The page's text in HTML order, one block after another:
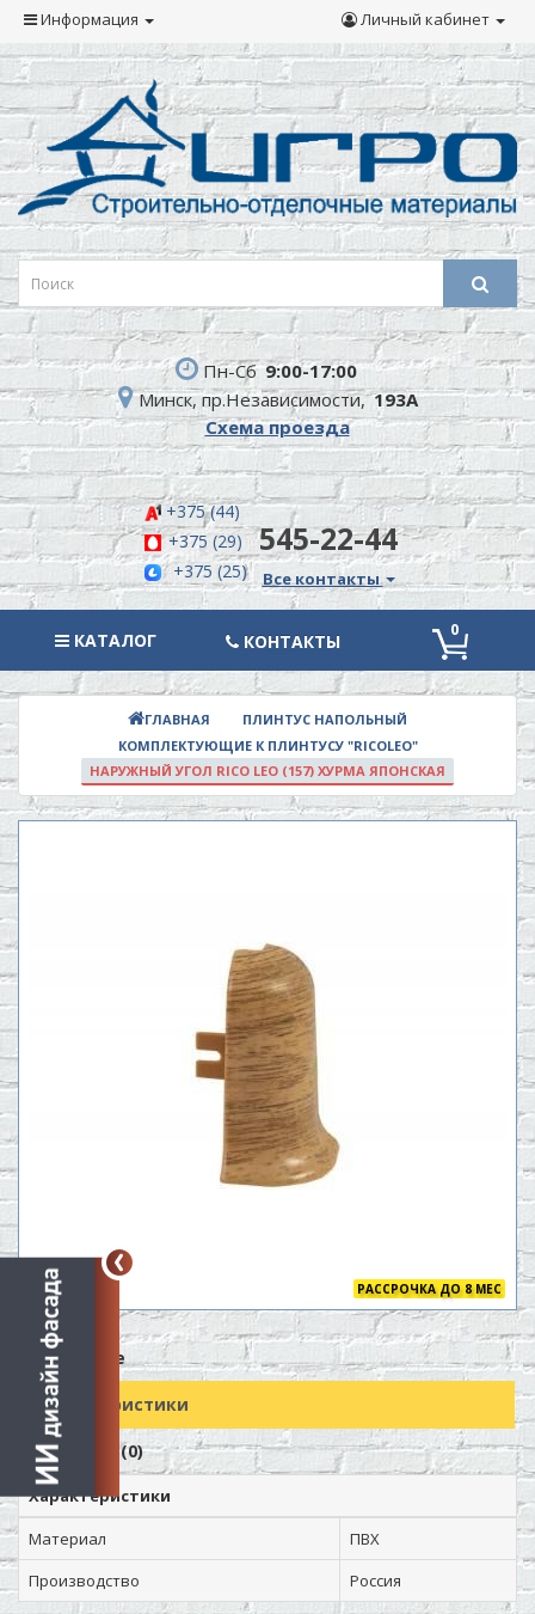
Информация Личный кабинет
Пн-Сб 9:00-17:00
Минск, пр.Независимости, 193А
Схема проезда
+375 (44)
+375 (29)
+375 (25)
545-22-44
Все контакты
КАТАЛОГ
КАТАЛОГ КОНТАКТЫ
0
ГЛАВНАЯ
ПЛИНТУС НАПОЛЬНЫЙ
КОМПЛЕКТУЮЩИЕ К ПЛИНТУСУ "RICOLEO"
НАРУЖНЫЙ УГОЛ RICO LEO (157) ХУРМА ЯПОНСКАЯ
РАССРОЧКА ДО 8 МЕС
Описание
Характеристики
Отзывов (0)
Характеристики
Материал
ПВХ
Производство
Россия